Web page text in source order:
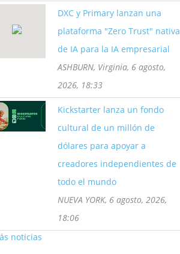
DXC y Primary lanzan una
plataforma "Zero Trust" nativa
de IA para la IA empresarial
ASHBURN, Virginia, 6 agosto,
2026, 18:33
Kickstarter lanza un fondo
cultural de un millón de
dólares para apoyar a
creadores independientes de
todo el mundo
NUEVA YORK, 6 agosto, 2026,
18:06
noticias